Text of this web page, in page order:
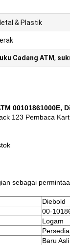
& Plastik
Cadang ATM,
00101861000E,
123 Pembaca
sebagai
Diebold
00-
Logam
Baru Asli